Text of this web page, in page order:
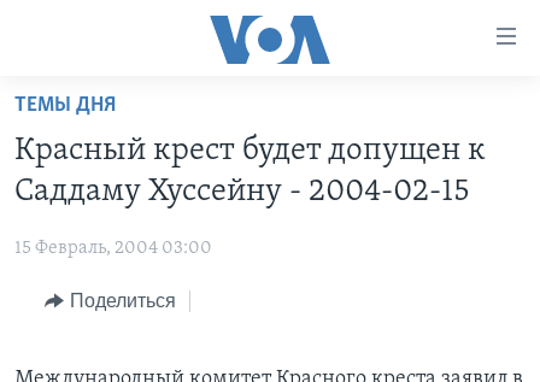
Перейти
основной
контент
навигации
ПРОГРАММЫ
НОВОСТИ ЗА МИНУТУ
ИТОГИ
УЧИМ АНГЛИЙСКИЙ
НАША АМЕРИКАНСКАЯ ИСТОРИЯ
ЭКСПЕРТИЗА
ИНТЕРВЬЮ
ТЕМЫ ДНЯ
Красный крест будет допущен к
Саддаму Хуссейну - 2004-02-15
15 Февраль, 2004 03:00
Поделиться